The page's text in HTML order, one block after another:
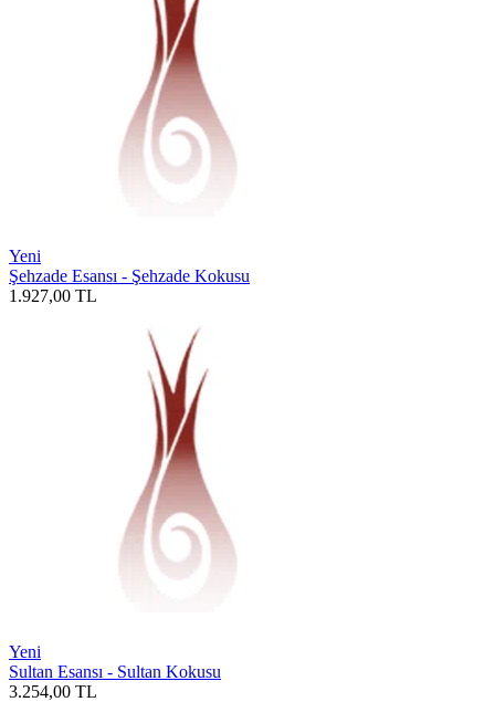
Yeni
Şehzade Esansı - Şehzade Kokusu
1.927,00 TL
Yeni
Sultan Esansı - Sultan Kokusu
3.254,00 TL